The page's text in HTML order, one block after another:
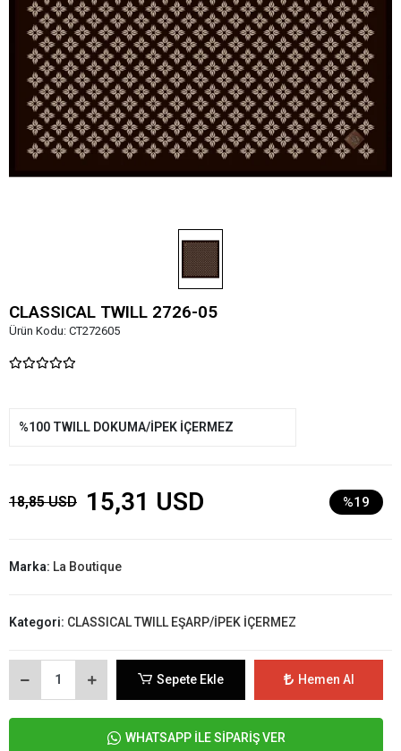
CLASSICAL TWILL 2726-05
Ürün Kodu: CT272605
%100 TWILL DOKUMA/İPEK İÇERMEZ
18,85 USD 15,31 USD %19
Marka: La Boutique
Kategori: CLASSICAL TWILL EŞARP/İPEK İÇERMEZ
Sepete Ekle Hemen Al
WHATSAPP İLE SİPARİŞ VER